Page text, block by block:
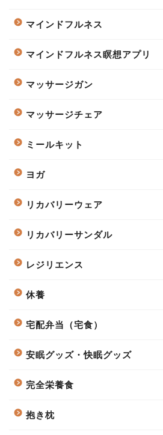
マインドフルネス
マインドフルネス瞑想アプリ
マッサージガン
マッサージチェア
ミールキット
ヨガ
リカバリーウェア
リカバリーサンダル
レジリエンス
休養
宅配弁当（宅食）
安眠グッズ・快眠グッズ
完全栄養食
抱き枕